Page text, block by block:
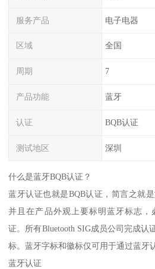
服务产品 电子电器
区域 全国
周期 7
产品功能 蓝牙
认证 BQB认证
测试地区 深圳
什么是蓝牙BQB认证？
蓝牙认证也就是BQB认证，简言之就
并且在产品外观上要标明蓝牙标志，
证。所有Bluetooth SIG成员公司完成认
标。蓝牙字标和徽标仅可用于通过蓝牙
蓝牙认证